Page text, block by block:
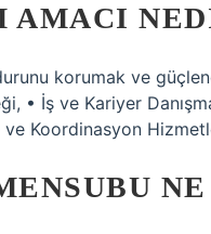
AMACI
korumak ve
• İş ve Kariyer
ve Koordinasyon